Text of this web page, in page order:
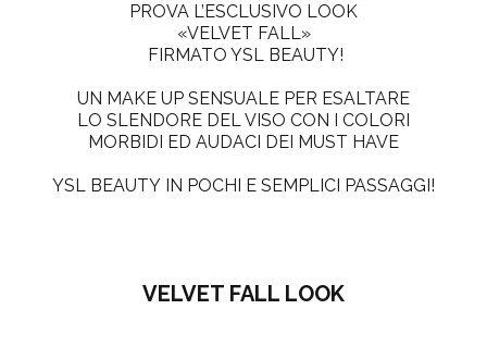
PROVA L’ESCLUSIVO LOOK
«VELVET FALL»
FIRMATO YSL BEAUTY!
UN MAKE UP SENSUALE PER ESALTARE
LO SLENDORE DEL VISO CON I COLORI
MORBIDI ED AUDACI DEI MUST HAVE
YSL BEAUTY IN POCHI E SEMPLICI PASSAGGI!
VELVET FALL LOOK